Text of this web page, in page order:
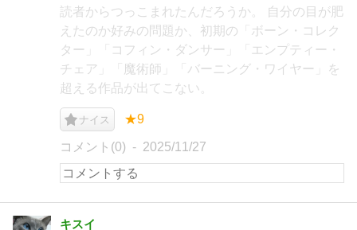
読者からつっこまれたんだろうか。 自分の目が肥
えたのか好みの問題か、初期の「ボーン・コレク
ター」「コフィン・ダンサー」「エンプティー・
チェア」「魔術師」「バーニング・ワイヤー」を
超える作品が出てこない。
ナイス ★9
コメント(0) 2025/11/27
キスイ